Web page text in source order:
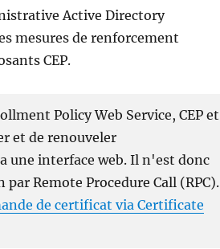
Active Directory
mesures de renforcement
CEP.
Policy Web Service, CEP et
et de renouveler
interface web. Il n'est donc
Remote Procedure Call (RPC).
de certificat via Certificate